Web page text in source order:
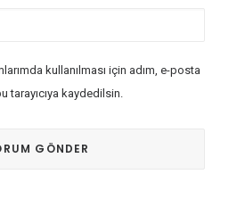
kullanılması için adım, e-posta
tarayıcıya kaydedilsin.